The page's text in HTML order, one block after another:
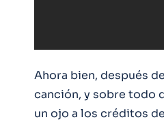
Ahora bien, después
canción, y sobre todo
un ojo a los créditos